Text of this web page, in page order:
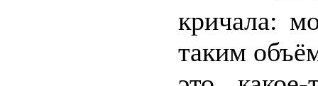
кричала:
таким